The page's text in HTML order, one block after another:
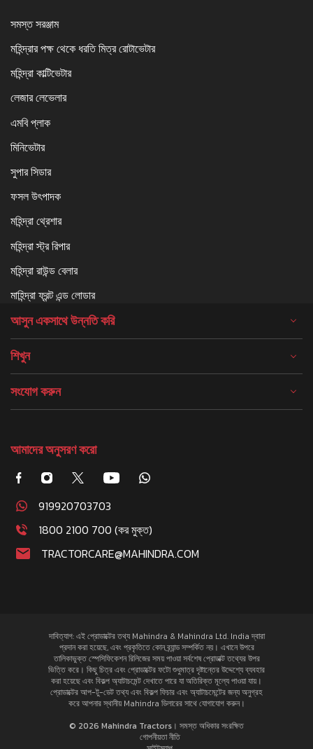
সমস্ত সরঞ্জাম
মহিন্দ্রার পক্ষ থেকে ধরতি মিত্র রোটাভেটার
মহিন্দ্রা কাল্টিভেটার
লেজার লেভেলার
এমবি প্লাক
মিনিভেটার
সুপার সিডার
ফসল উৎপাদক
মহিন্দ্রা থ্রেশার
মহিন্দ্রা স্ট্র রিপার
মহিন্দ্রা রাউন্ড বেলার
মাহিন্দ্রা ফ্রন্ট এন্ড লোডার
আসুন একসাথে উন্নতি করি
শিখুন
সংযোগ করুন
আমাদের অনুসরণ করো
919920703703
1800 2100 700 (কর মুক্ত)
TRACTORCARE@MAHINDRA.COM
দাবিত্যাগ: এই প্রোডাক্টের তথ্য Mahindra & Mahindra Ltd. India দ্বারা
প্রদান করা হয়েছে, এবং প্রকৃতিতে কোন ব্র্যান্ড সম্পর্কিত নয়। এখানে উপরে
তালিকাভুক্ত স্পেসিফিকেশন রিলিজের সময় পাওয়া সর্বশেষ প্রোডাক্ট তথ্যের উপর
ভিত্তি করে। কিছু চিত্র এবং প্রোডাক্টের ফটো শুধুমাত্র দৃষ্টান্তের উদ্দেশ্যে ব্যবহার
করা হয়েছে এবং বিকল্প অ্যাটাচমেন্ট দেখাতে পারে যা অতিরিক্ত মূল্যে পাওয়া যায়।
প্রোডাক্টের আপ-টু-ডেট তথ্য এবং বিকল্প ফিচার এবং অ্যাটাচমেন্টের জন্য অনুগ্রহ
করে আপনার স্থানীয় Mahindra ডিলারের সাথে যোগাযোগ করুন।
© 2026 Mahindra Tractors। সমস্ত অধিকার সংরক্ষিত
গোপনীয়তা নীতি